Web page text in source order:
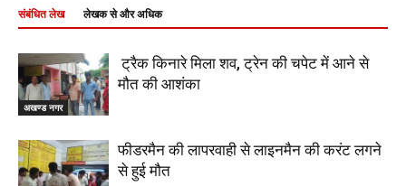
संबंधित लेख लेखक से और अधिक
अखण्ड नगर
ट्रैक किनारे मिला शव, ट्रेन की चपेट में आने से
मौत की आशंका
फीडरमैन की लापरवाही से लाइनमैन की करंट लगने
से हुई मौत